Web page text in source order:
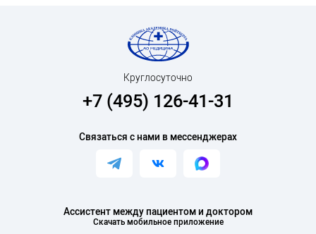
Ассистент между пациентом и доктором
Скачать мобильное приложение
Круглосуточно
+7 (495) 126-41-31
Связаться с нами в мессенджерах